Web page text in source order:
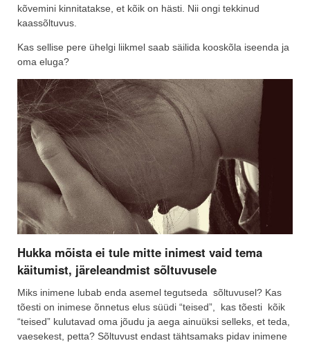
kõvemini kinnitatakse, et kõik on hästi. Nii ongi tekkinud
kaassõltuvus.
Kas sellise pere ühelgi liikmel saab säilida kooskõla iseenda ja
oma eluga?
Hukka mõista ei tule mitte inimest vaid tema
käitumist, järeleandmist sõltuvusele
Miks inimene lubab enda asemel tegutseda sõltuvusel? Kas
tõesti on inimese õnnetus elus süüdi “teised”, kas tõesti kõik
“teised” kulutavad oma jõudu ja aega ainuüksi selleks, et teda,
vaesekest, petta? Sõltuvust endast tähtsamaks pidav inimene